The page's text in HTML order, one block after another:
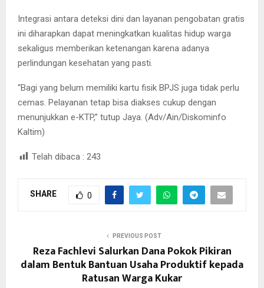
Integrasi antara deteksi dini dan layanan pengobatan gratis
ini diharapkan dapat meningkatkan kualitas hidup warga
sekaligus memberikan ketenangan karena adanya
perlindungan kesehatan yang pasti.
“Bagi yang belum memiliki kartu fisik BPJS juga tidak perlu
cemas. Pelayanan tetap bisa diakses cukup dengan
menunjukkan e-KTP,” tutup Jaya. (Adv/Ain/Diskominfo
Kaltim)
Telah dibaca : 243
SHARE 0
PREVIOUS POST
Reza Fachlevi Salurkan Dana Pokok Pikiran
dalam Bentuk Bantuan Usaha Produktif kepada
Ratusan Warga Kukar